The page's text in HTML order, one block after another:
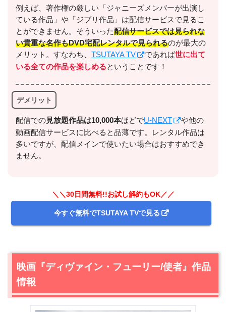
＼＼31日間無料!!お試し解約もOK／／
今すぐ無料でU-NEXTで見る
出典:U-NEXTヘルプセンター
例えば、著作権の厳しい「ジャニーズメンバーが出演し
ている作品」や「ジブリ作品」は配信サービスで見るこ
とができません。そういった配信サービスでは見られな
い貴重な名作もDVD宅配レンタルで見られるのが最大の
メリット。すなわち、 TSUTAYA TV であれば世に出て
いる全ての作品を楽しめるということです！
デメリット
配信での⾒放題作品は10,000本ほどでU-NEXT
や他の
動画配信サービスに比べると品薄です。レンタル作品は
多いですが、配信メインで使いたい場合はおすすめでき
ません。
＼＼30日間無料!!お試し解約もOK／／
今すぐ無料でTSUTAYA TVで見る
映画『ディヴァイン・フューリー/使者』作品
情報